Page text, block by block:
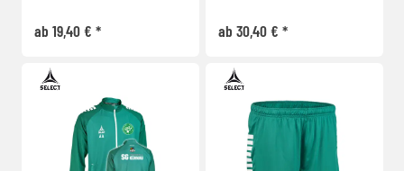
ab 19,40 € * ab 30,40 € *